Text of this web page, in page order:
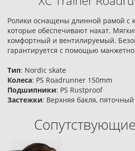
Ролики оснащены длинной рамой с
которые обеспечивают накат.
комфортный и вентилируемый.
гарантируется с помощью
Тип: Nordic skate
Колеса: PS Roadrunner 150mm
Подшипники: PS Rustproof
Застежки: Верхняя бакля,